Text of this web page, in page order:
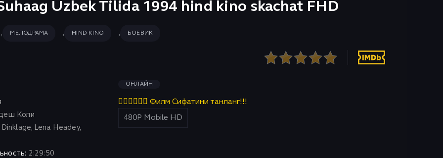
Uzbek Tilida 1994 hind kino skachat FHD
, МЕЛОДРАМА , HIND KINO , БОЕВИК
Коли
Lena Headey,
2:29:50
ОНЛАЙН
👇🏻👇🏻👇🏻 Филм Сифатини танланг!!!